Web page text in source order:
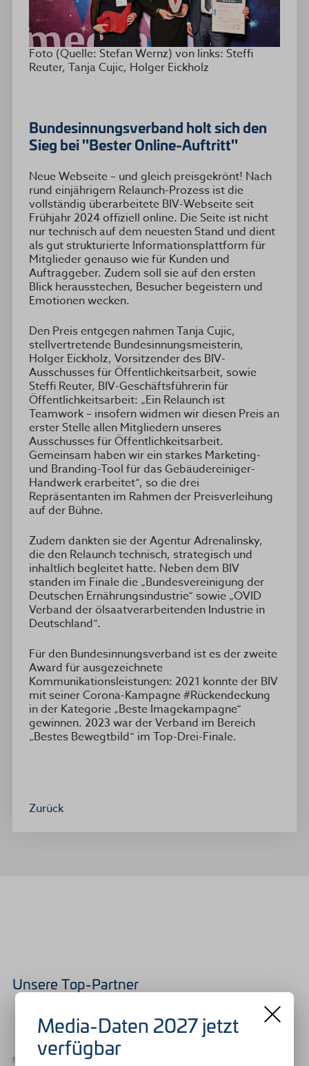
Foto (Quelle: Stefan Wernz) von links: Steffi
Reuter, Tanja Cujic, Holger Eickholz
Bundesinnungsverband holt sich den
Sieg bei "Bester Online-Auftritt"
Neue Webseite – und gleich preisgekrönt! Nach
rund einjährigem Relaunch-Prozess ist die
vollständig überarbeitete BIV-Webseite seit
Frühjahr 2024 offiziell online. Die Seite ist nicht
nur technisch auf dem neuesten Stand und dient
als gut strukturierte Informationsplattform für
Mitglieder genauso wie für Kunden und
Auftraggeber. Zudem soll sie auf den ersten
Blick herausstechen, Besucher begeistern und
Emotionen wecken.
Den Preis entgegen nahmen Tanja Cujic,
stellvertretende Bundesinnungsmeisterin,
Holger Eickholz, Vorsitzender des BIV-
Ausschusses für Öffentlichkeitsarbeit, sowie
Steffi Reuter, BIV-Geschäftsführerin für
Öffentlichkeitsarbeit: „Ein Relaunch ist
Teamwork – insofern widmen wir diesen Preis an
erster Stelle allen Mitgliedern unseres
Ausschusses für Öffentlichkeitsarbeit.
Gemeinsam haben wir ein starkes Marketing-
und Branding-Tool für das Gebäudereiniger-
Handwerk erarbeitet“, so die drei
Repräsentanten im Rahmen der Preisverleihung
auf der Bühne.
Zudem dankten sie der Agentur Adrenalinsky,
die den Relaunch technisch, strategisch und
inhaltlich begleitet hatte. Neben dem BIV
standen im Finale die „Bundesvereinigung der
Deutschen Ernährungsindustrie“ sowie „OVID
Verband der ölsaatverarbeitenden Industrie in
Deutschland“.
Für den Bundesinnungsverband ist es der zweite
Award für ausgezeichnete
Kommunikationsleistungen: 2021 konnte der BIV
mit seiner Corona-Kampagne #Rückendeckung
in der Kategorie „Beste Imagekampagne“
gewinnen. 2023 war der Verband im Bereich
„Bestes Bewegtbild“ im Top-Drei-Finale.
Zurück
Unsere Top-Partner
Media-Daten 2027 jetzt
verfügbar